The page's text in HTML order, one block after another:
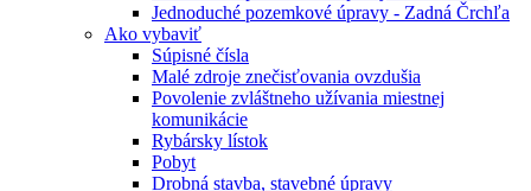
Jednoduché pozemkové úpravy - Zadná Črchľa
Ako vybaviť
Súpisné čísla
Malé zdroje znečisťovania ovzdušia
Povolenie zvláštneho užívania miestnej
komunikácie
Rybársky lístok
Pobyt
Drobná stavba, stavebné úpravy